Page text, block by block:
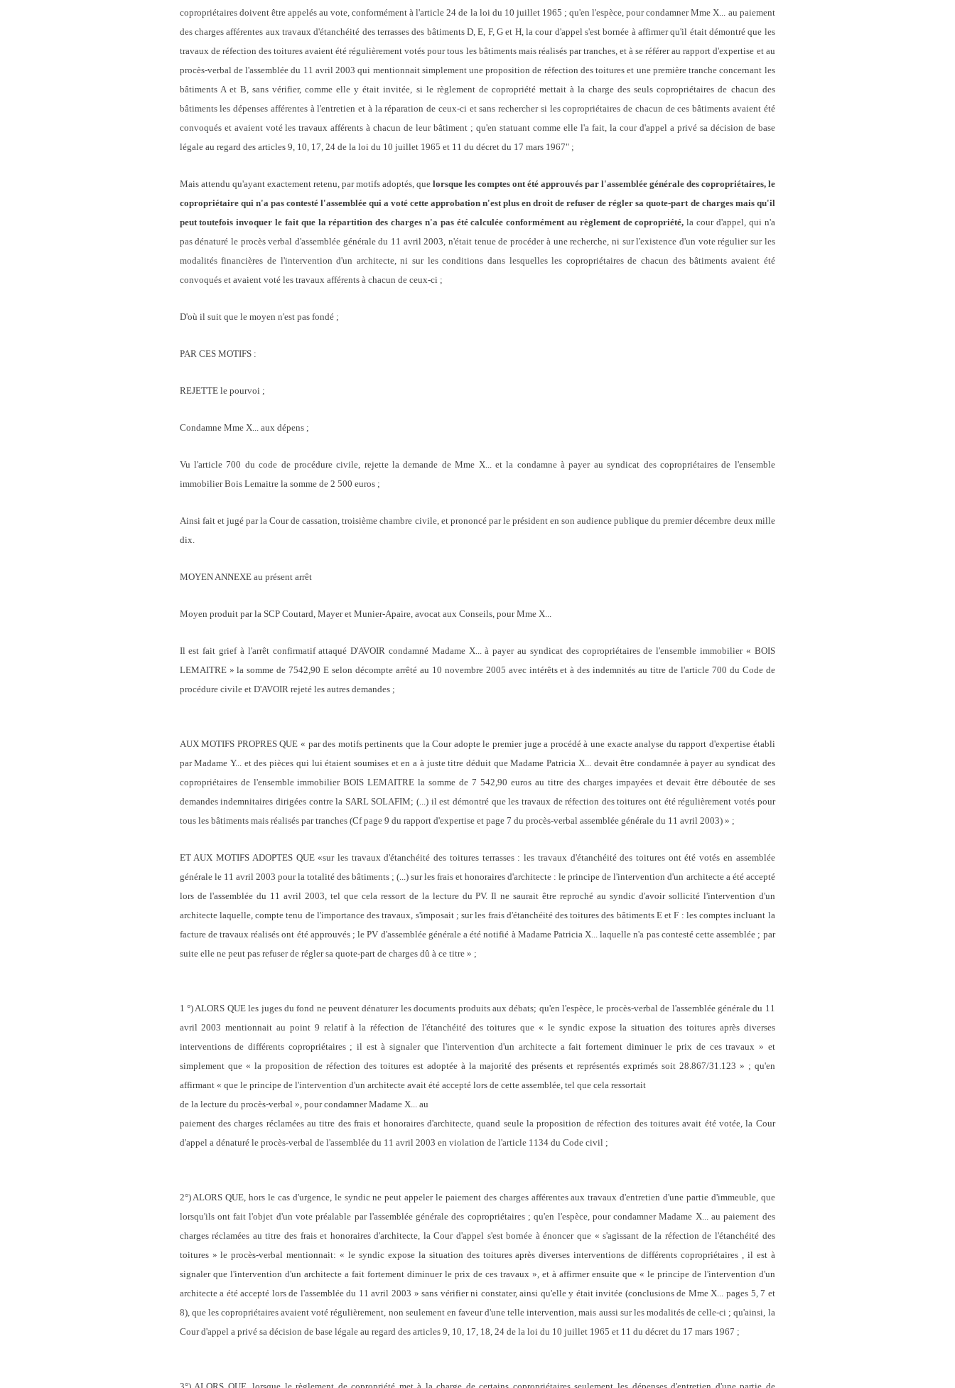
copropriétaires doivent être appelés au vote, conformément à l'article 24 de la loi du 10 juillet 1965 ; qu'en l'espèce, pour condamner Mme X... au paiement
des charges afférentes aux travaux d'étanchéité des terrasses des bâtiments D, E, F, G et H, la cour d'appel s'est bornée à affirmer qu'il était démontré que les
travaux de réfection des toitures avaient été régulièrement votés pour tous les bâtiments mais réalisés par tranches, et à se référer au rapport d'expertise et au
procès-verbal de l'assemblée du 11 avril 2003 qui mentionnait simplement une proposition de réfection des toitures et une première tranche concernant les
bâtiments A et B, sans vérifier, comme elle y était invitée, si le règlement de copropriété mettait à la charge des seuls copropriétaires de chacun des
bâtiments les dépenses afférentes à l'entretien et à la réparation de ceux-ci et sans rechercher si les copropriétaires de chacun de ces bâtiments avaient été
convoqués et avaient voté les travaux afférents à chacun de leur bâtiment ; qu'en statuant comme elle l'a fait, la cour d'appel a privé sa décision de base
légale au regard des articles 9, 10, 17, 24 de la loi du 10 juillet 1965 et 11 du décret du 17 mars 1967" ;
Mais attendu qu'ayant exactement retenu, par motifs adoptés, que lorsque les comptes ont été approuvés par l'assemblée générale des copropriétaires, le
copropriétaire qui n'a pas contesté l'assemblée qui a voté cette approbation n'est plus en droit de refuser de régler sa quote-part de charges mais qu'il
peut toutefois invoquer le fait que la répartition des charges n'a pas été calculée conformément au règlement de copropriété,la cour d'appel, qui n'a
pas dénaturé le procès verbal d'assemblée générale du 11 avril 2003, n'était tenue de procéder à une recherche, ni sur l'existence d'un vote régulier sur les
modalités financières de l'intervention d'un architecte, ni sur les conditions dans lesquelles les copropriétaires de chacun des bâtiments avaient été
convoqués et avaient voté les travaux afférents à chacun de ceux-ci ;
D'où il suit que le moyen n'est pas fondé ;
PAR CES MOTIFS :
REJETTE le pourvoi ;
Condamne Mme X... aux dépens ;
Vu l'article 700 du code de procédure civile, rejette la demande de Mme X... et la condamne à payer au syndicat des copropriétaires de l'ensemble
immobilier Bois Lemaitre la somme de 2 500 euros ;
Ainsi fait et jugé par la Cour de cassation, troisième chambre civile, et prononcé par le président en son audience publique du premier décembre deux mille
dix.
MOYEN ANNEXE au présent arrêt
Moyen produit par la SCP Coutard, Mayer et Munier-Apaire, avocat aux Conseils, pour Mme X...
Il est fait grief à l'arrêt confirmatif attaqué D'AVOIR condamné Madame X... à payer au syndicat des copropriétaires de l'ensemble immobilier « BOIS
LEMAITRE » la somme de 7542,90 E selon décompte arrêté au 10 novembre 2005 avec intérêts et à des indemnités au titre de l'article 700 du Code de
procédure civile et D'AVOIR rejeté les autres demandes ;
AUX MOTIFS PROPRES QUE « par des motifs pertinents que la Cour adopte le premier juge a procédé à une exacte analyse du rapport d'expertise établi
par Madame Y... et des pièces qui lui étaient soumises et en a à juste titre déduit que Madame Patricia X... devait être condamnée à payer au syndicat des
copropriétaires de l'ensemble immobilier BOIS LEMAITRE la somme de 7 542,90 euros au titre des charges impayées et devait être déboutée de ses
demandes indemnitaires dirigées contre la SARL SOLAFIM; (...) il est démontré que les travaux de réfection des toitures ont été régulièrement votés pour
tous les bâtiments mais réalisés par tranches (Cf page 9 du rapport d'expertise et page 7 du procès-verbal assemblée générale du 11 avril 2003) » ;
ET AUX MOTIFS ADOPTES QUE «sur les travaux d'étanchéité des toitures terrasses : les travaux d'étanchéité des toitures ont été votés en assemblée
générale le 11 avril 2003 pour la totalité des bâtiments ; (...) sur les frais et honoraires d'architecte : le principe de l'intervention d'un architecte a été accepté
lors de l'assemblée du 11 avril 2003, tel que cela ressort de la lecture du PV. Il ne saurait être reproché au syndic d'avoir sollicité l'intervention d'un
architecte laquelle, compte tenu de l'importance des travaux, s'imposait ; sur les frais d'étanchéité des toitures des bâtiments E et F : les comptes incluant la
facture de travaux réalisés ont été approuvés ; le PV d'assemblée générale a été notifié à Madame Patricia X... laquelle n'a pas contesté cette assemblée ; par
suite elle ne peut pas refuser de régler sa quote-part de charges dû à ce titre » ;
1 °) ALORS QUE les juges du fond ne peuvent dénaturer les documents produits aux débats; qu'en l'espèce, le procès-verbal de l'assemblée générale du 11
avril 2003 mentionnait au point 9 relatif à la réfection de l'étanchéité des toitures que « le syndic expose la situation des toitures après diverses
interventions de différents copropriétaires ; il est à signaler que l'intervention d'un architecte a fait fortement diminuer le prix de ces travaux » et
simplement que « la proposition de réfection des toitures est adoptée à la majorité des présents et représentés exprimés soit 28.867/31.123 » ; qu'en
affirmant « que le principe de l'intervention d'un architecte avait été accepté lors de cette assemblée, tel que cela ressortait
de la lecture du procès-verbal », pour condamner Madame X... au
paiement des charges réclamées au titre des frais et honoraires d'architecte, quand seule la proposition de réfection des toitures avait été votée, la Cour
d'appel a dénaturé le procès-verbal de l'assemblée du 11 avril 2003 en violation de l'article 1134 du Code civil ;
2°) ALORS QUE, hors le cas d'urgence, le syndic ne peut appeler le paiement des charges afférentes aux travaux d'entretien d'une partie d'immeuble, que
lorsqu'ils ont fait l'objet d'un vote préalable par l'assemblée générale des copropriétaires ; qu'en l'espèce, pour condamner Madame X... au paiement des
charges réclamées au titre des frais et honoraires d'architecte, la Cour d'appel s'est bornée à énoncer que « s'agissant de la réfection de l'étanchéité des
toitures » le procès-verbal mentionnait: « le syndic expose la situation des toitures après diverses interventions de différents copropriétaires , il est à
signaler que l'intervention d'un architecte a fait fortement diminuer le prix de ces travaux », et à affirmer ensuite que « le principe de l'intervention d'un
architecte a été accepté lors de l'assemblée du 11 avril 2003 » sans vérifier ni constater, ainsi qu'elle y était invitée (conclusions de Mme X... pages 5, 7 et
8), que les copropriétaires avaient voté régulièrement, non seulement en faveur d'une telle intervention, mais aussi sur les modalités de celle-ci ; qu'ainsi, la
Cour d'appel a privé sa décision de base légale au regard des articles 9, 10, 17, 18, 24 de la loi du 10 juillet 1965 et 11 du décret du 17 mars 1967 ;